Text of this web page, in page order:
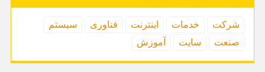
شركت خدمات اینترنت فناوری
سیستم
صنعت
سایت آموزش